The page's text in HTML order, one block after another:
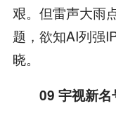
艰。但雷声大雨
题，欲知AI列强
晓。
09 宇视新